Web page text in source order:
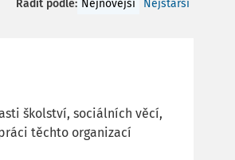
Řadit podle: Nejnovější Nejstarší
školství, sociálních věcí,
těchto organizací